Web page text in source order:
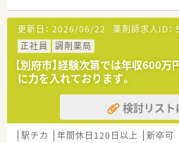
需内容が多岐にわたる（敷地内・
ので、スキルUPしたい方にはお
○長期就業＆自己研讃を続ける事
ており、将来的に高年収も狙う事
○インターネットを使って処方
ライン服薬指導」、今後も病院の
取り込みを狙う店舗でデザインの
M&Aによる店舗拡大と業界のリ
長を続けています。
○どの店舗も、最新システムが整
更新日： 2026/06/22 薬剤師求人ID：
正社員
調剤薬局
【別府市】経験次第では年収600万
に力を入れております。
検討リスト
駅チカ 年間休日120日以上 新卒可